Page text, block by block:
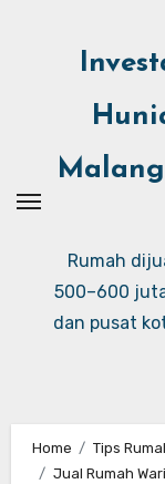
Rumah
500–600
dan pusat
Home
Tips
Jual Rumah